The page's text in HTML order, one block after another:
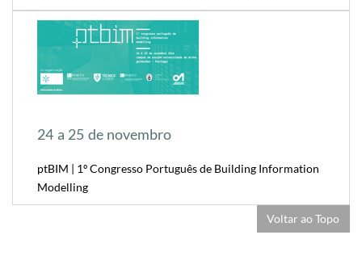
24 a 25 de novembro
ptBIM | 1º Congresso Português de Building Information
Modelling
Voltar ao Topo